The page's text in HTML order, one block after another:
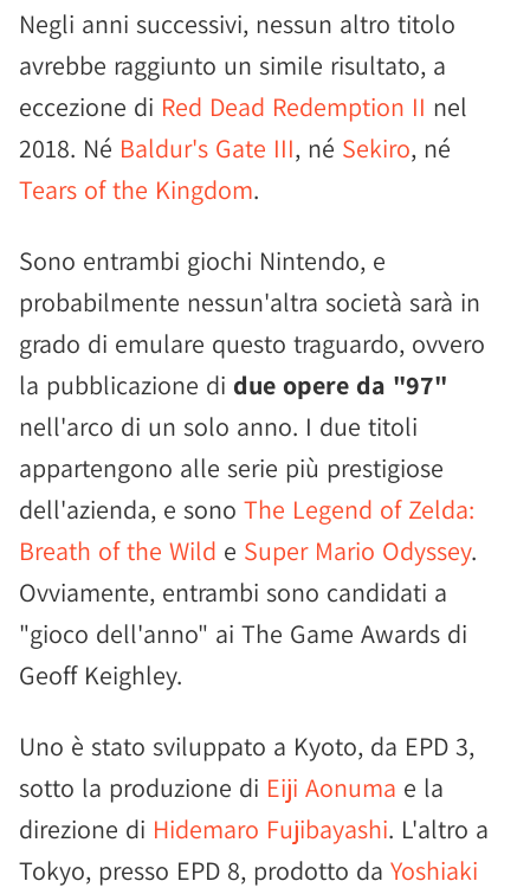
Negli anni successivi, nessun altro titolo
avrebbe raggiunto un simile risultato, a
eccezione di Red Dead Redemption II nel
2018. Né Baldur's Gate III, né Sekiro, né
Tears of the Kingdom.
Sono entrambi giochi Nintendo, e
probabilmente nessun'altra società sarà in
grado di emulare questo traguardo, ovvero
la pubblicazione di due opere da "97"
nell'arco di un solo anno. I due titoli
appartengono alle serie più prestigiose
dell'azienda, e sono The Legend of Zelda:
Breath of the Wild e Super Mario Odyssey.
Ovviamente, entrambi sono candidati a
"gioco dell'anno" ai The Game Awards di
Geoff Keighley.
Uno è stato sviluppato a Kyoto, da EPD 3,
sotto la produzione di Eiji Aonuma e la
direzione di Hidemaro Fujibayashi. L'altro a
Tokyo, presso EPD 8, prodotto da Yoshiaki